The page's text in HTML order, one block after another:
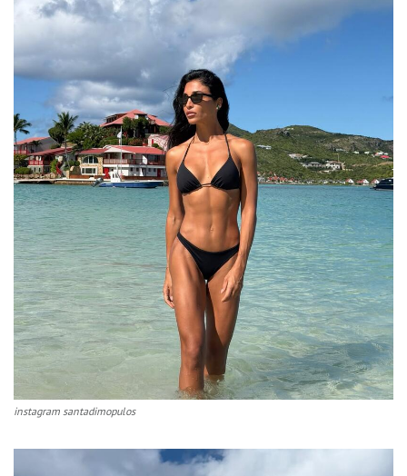
instagram santadimopulos